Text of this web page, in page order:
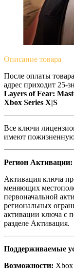
Описание товара
После оплаты
адрес приходит 25-
Layers of Fear:
Xbox Series X|S
Все ключи
имеют
Регион Активации:
Активация ключа
меняющих
первоначальной
региональных
активации ключа с
разделе Активация.
Поддерживаемые
Возможности: